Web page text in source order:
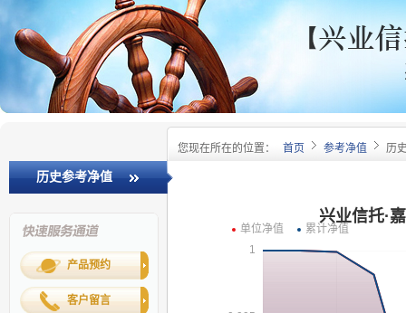
您现在所在的位置： 首页 参考净值 历
历史参考净值
产品预约
客户留言